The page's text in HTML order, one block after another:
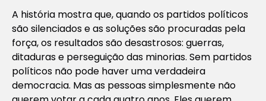
A história mostra que, quando os partidos políticos
são silenciados e as soluções são procuradas pela
força, os resultados são desastrosos: guerras,
ditaduras e perseguição das minorias. Sem partidos
políticos não pode haver uma verdadeira
democracia. Mas as pessoas simplesmente não